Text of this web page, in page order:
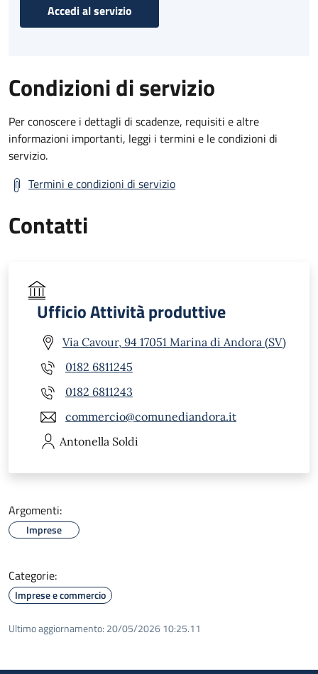
Accedi al servizio
Condizioni di servizio
Per conoscere i dettagli di scadenze, requisiti e altre
informazioni importanti, leggi i termini e le condizioni di
servizio.
Termini e condizioni di servizio
Contatti
Ufficio Attività produttive
Via Cavour, 94 17051 Marina di Andora (SV)
0182 6811245
0182 6811243
commercio@comunediandora.it
Antonella Soldi
Argomenti:
Imprese
Categorie:
Imprese e commercio
Ultimo aggiornamento: 20/05/2026 10:25.11